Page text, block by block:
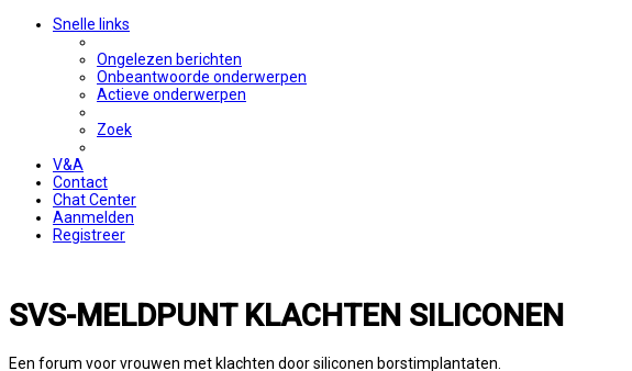
Snelle links
Ongelezen berichten
Onbeantwoorde onderwerpen
Actieve onderwerpen
Zoek
V&A
Contact
Chat Center
Aanmelden
Registreer
SVS-MELDPUNT KLACHTEN SILICONEN
Een forum voor vrouwen met klachten door siliconen borstimplantaten.